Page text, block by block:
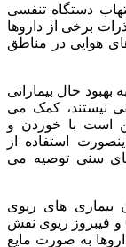
دستگاه تنفسی
برخی از داروها
هوایی در مناطق
بهبود حال بیمارانی
نیستند، کمک می
است با خوردن و
استفاده از
های سنی توصیه می
بیماری‌ های ریوی
و فیبروز ریوی نقش
به صورت مایع